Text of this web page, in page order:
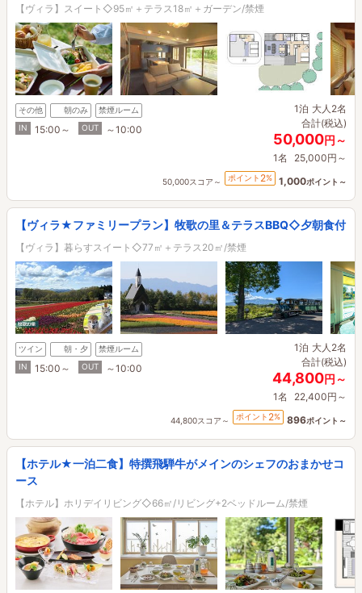
【ヴィラ】スイート◇95㎡＋テラス18㎡＋ガーデン/禁煙
その他 朝のみ
禁煙ルーム
IN
15:00～ OUT ～10:00
1泊 大人2名
合計(税込)
50,000円～
1名 25,000円～
50,000スコア～ ポイント 2% 1,000ポイント～
【ヴィラ★ファミリープラン】牧歌の里＆テラスBBQ◇夕朝食付
【ヴィラ】暮らすスイート◇77㎡＋テラス20㎡/禁煙
ツイン 朝・夕
禁煙ルーム
IN
15:00～ OUT ～10:00
1泊 大人2名
合計(税込)
44,800円～
1名 22,400円～
44,800スコア～ ポイント 2% 896ポイント～
【ホテル★一泊二食】特撰飛騨牛がメインのシェフのおまかせコ
ース
【ホテル】ホリデイリビング◇66㎡/リビング+2ベッドルーム/禁煙